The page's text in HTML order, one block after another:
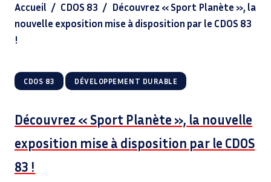
Accueil / CDOS 83 / Découvrez « Sport Planète », la
nouvelle exposition mise à disposition par le CDOS 83
!
CDOS 83 | DÉVELOPPEMENT DURABLE
Découvrez « Sport Planète », la nouvelle
exposition mise à disposition par le CDOS
83 !